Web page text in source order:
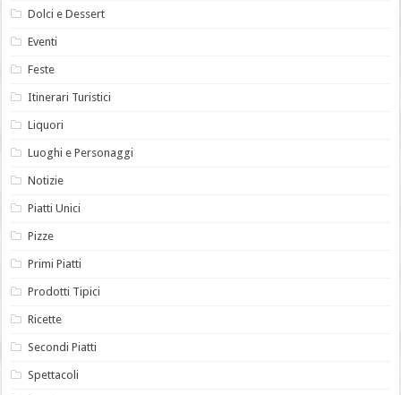
Dolci e Dessert
Eventi
Feste
Itinerari Turistici
Liquori
Luoghi e Personaggi
Notizie
Piatti Unici
Pizze
Primi Piatti
Prodotti Tipici
Ricette
Secondi Piatti
Spettacoli